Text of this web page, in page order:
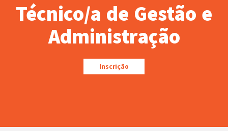
Técnico/a de Gestão e
Administração
Inscrição